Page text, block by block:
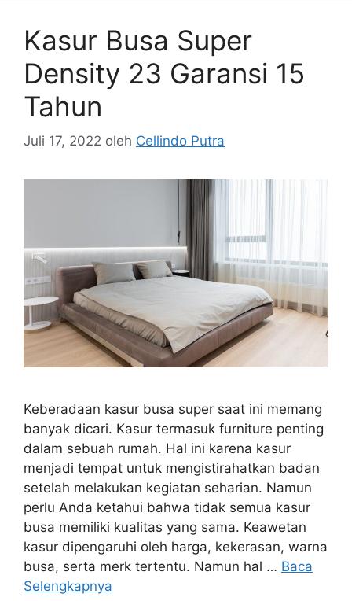
Kasur Busa Super
Density 23 Garansi 15
Tahun
Juli 17, 2022 oleh Cellindo Putra
Keberadaan kasur busa super saat ini memang
banyak dicari. Kasur termasuk furniture penting
dalam sebuah rumah. Hal ini karena kasur
menjadi tempat untuk mengistirahatkan badan
setelah melakukan kegiatan seharian. Namun
perlu Anda ketahui bahwa tidak semua kasur
busa memiliki kualitas yang sama. Keawetan
kasur dipengaruhi oleh harga, kekerasan, warna
busa, serta merk tertentu. Namun hal … Baca
Selengkapnya